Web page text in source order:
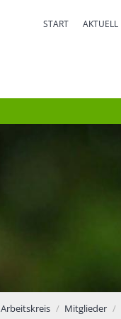
START AKTUELL
Arbeitskreis Mitglieder